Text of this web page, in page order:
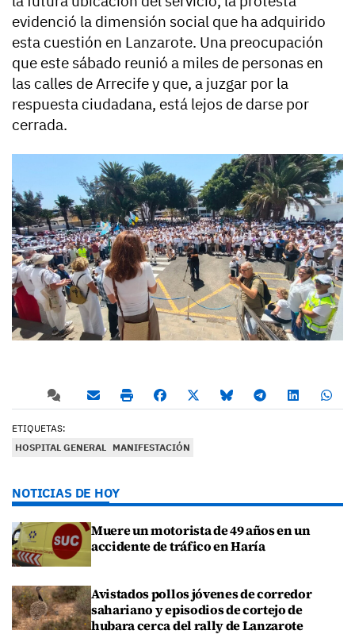
evidenció la dimensión social que ha adquirido
esta cuestión en Lanzarote. Una preocupación
que este sábado reunió a miles de personas en
las calles de Arrecife y que, a juzgar por la
respuesta ciudadana, está lejos de darse por
cerrada.
ETIQUETAS:
HOSPITAL GENERAL
MANIFESTACIÓN
NOTICIAS DE HOY
Muere un motorista de 49 años en un
accidente de tráfico en Haría
Avistados pollos jóvenes de corredor
sahariano y episodios de cortejo de
hubara cerca del rally de Lanzarote